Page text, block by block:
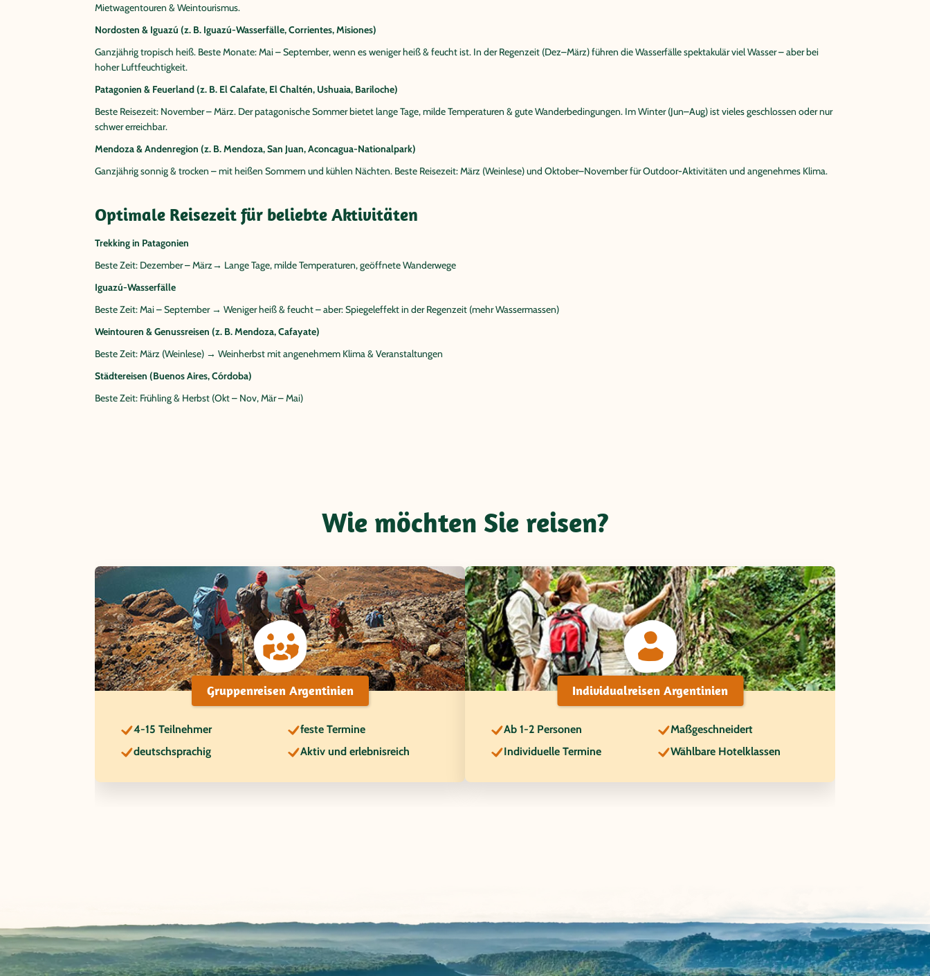
Mietwagentouren & Weintourismus.
Nordosten & Iguazú (z. B. Iguazú-Wasserfälle, Corrientes, Misiones)
Ganzjährig tropisch heiß. Beste Monate: Mai – September, wenn es weniger heiß & feucht ist. In der Regenzeit (Dez–März) führen die Wasserfälle spektakulär viel Wasser – aber bei
hoher Luftfeuchtigkeit.
Patagonien & Feuerland (z. B. El Calafate, El Chaltén, Ushuaia, Bariloche)
Beste Reisezeit: November – März. Der patagonische Sommer bietet lange Tage, milde Temperaturen & gute Wanderbedingungen. Im Winter (Jun–Aug) ist vieles geschlossen oder nur
schwer erreichbar.
Mendoza & Andenregion (z. B. Mendoza, San Juan, Aconcagua-Nationalpark)
Ganzjährig sonnig & trocken – mit heißen Sommern und kühlen Nächten. Beste Reisezeit: März (Weinlese) und Oktober–November für Outdoor-Aktivitäten und angenehmes Klima.
Optimale Reisezeit für beliebte Aktivitäten
Trekking in Patagonien
Beste Zeit: Dezember – März→ Lange Tage, milde Temperaturen, geöffnete Wanderwege
Iguazú-Wasserfälle
Beste Zeit: Mai – September → Weniger heiß & feucht – aber: Spiegeleffekt in der Regenzeit (mehr Wassermassen)
Weintouren & Genussreisen (z. B. Mendoza, Cafayate)
Beste Zeit: März (Weinlese) → Weinherbst mit angenehmem Klima & Veranstaltungen
Städtereisen (Buenos Aires, Córdoba)
Beste Zeit: Frühling & Herbst (Okt – Nov, Mär – Mai)
Wie möchten Sie reisen?
Gruppenreisen Argentinien
4-15 Teilnehmer
feste Termine
deutschsprachig
Aktiv und erlebnisreich
Individualreisen Argentinien
Ab 1-2 Personen
Maßgeschneidert
Individuelle Termine
Wählbare Hotelklassen